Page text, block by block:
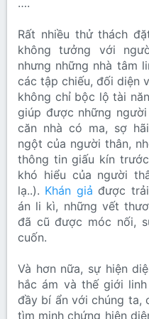
….
Rất nhiều thử thách
không tưởng với
nhưng những nhà tâm
các tập chiếu, đối diện
không chỉ bộc lộ tài
giúp được những
căn nhà có ma, sợ
ngột của người thân,
thông tin giấu kín
khó hiểu của người
lạ..). Khán giả được
án li kì, những vết
đã cũ được móc nối,
cuốn.
Và hơn nữa, sự hiện
hắc ám và thế giới
đầy bí ẩn với chúng ta,
tìm minh chứng hiện